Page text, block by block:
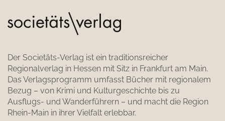
Der Societäts-Verlag ist ein traditionsreicher
Regionalverlag in Hessen mit Sitz in Frankfurt am Main.
Das Verlagsprogramm umfasst Bücher mit regionalem
Bezug – von Krimi und Kulturgeschichte bis zu
Ausflugs- und Wanderführern – und macht die Region
Rhein-Main in ihrer Vielfalt erlebbar.